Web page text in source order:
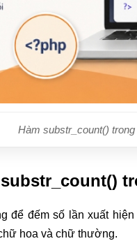
Hàm substr_count()
để đếm số lần xuất
hoa và chữ thường.